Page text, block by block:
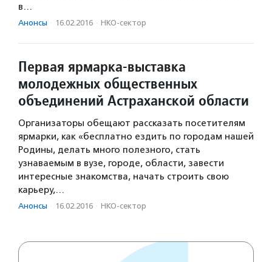
в…
Анонсы · 16.02.2016 · НКО-сектор
Первая ярмарка-выставка
молодежных общественных
объединений Астраханской области
Организаторы обещают рассказать посетителям
ярмарки, как «бесплатно ездить по городам нашей
Родины, делать много полезного, стать
узнаваемым в вузе, городе, области, завести
интересные знакомства, начать строить свою
карьеру,…
Анонсы · 16.02.2016 · НКО-сектор